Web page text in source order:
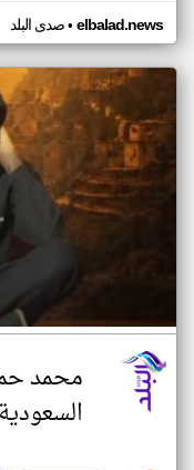
صدى البلد• elbalad.news
محمد
السعودية.. 14